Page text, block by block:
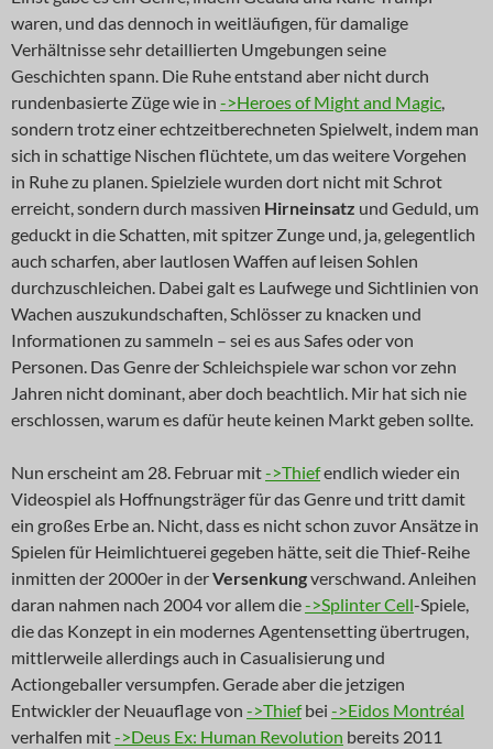
waren, und das dennoch in weitläufigen, für damalige
Verhältnisse sehr detaillierten Umgebungen seine
Geschichten spann. Die Ruhe entstand aber nicht durch
rundenbasierte Züge wie in ->Heroes of Might and Magic,
sondern trotz einer echtzeitberechneten Spielwelt, indem man
sich in schattige Nischen flüchtete, um das weitere Vorgehen
in Ruhe zu planen. Spielziele wurden dort nicht mit Schrot
erreicht, sondern durch massiven Hirneinsatz und Geduld, um
geduckt in die Schatten, mit spitzer Zunge und, ja, gelegentlich
auch scharfen, aber lautlosen Waffen auf leisen Sohlen
durchzuschleichen. Dabei galt es Laufwege und Sichtlinien von
Wachen auszukundschaften, Schlösser zu knacken und
Informationen zu sammeln – sei es aus Safes oder von
Personen. Das Genre der Schleichspiele war schon vor zehn
Jahren nicht dominant, aber doch beachtlich. Mir hat sich nie
erschlossen, warum es dafür heute keinen Markt geben sollte.
Nun erscheint am 28. Februar mit->Thiefendlich wieder ein
Videospiel als Hoffnungsträger für das Genre und tritt damit
ein großes Erbe an. Nicht, dass es nicht schon zuvor Ansätze in
Spielen für Heimlichtuerei gegeben hätte, seit die Thief-Reihe
inmitten der 2000er in derVersenkungverschwand. Anleihen
daran nahmen nach 2004 vor allem die->Splinter Cell-Spiele,
die das Konzept in ein modernes Agentensetting übertrugen,
mittlerweile allerdings auch in Casualisierung und
Actiongeballer versumpfen. Gerade aber die jetzigen
Entwickler der Neuauflage von ->Thiefbei ->Eidos Montréal
verhalfen mit->Deus Ex: Human Revolution bereits 2011